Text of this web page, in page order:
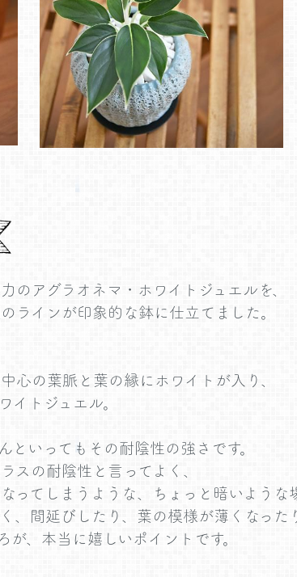
アグラオネマ・ホワイトジュエルを、
ラインが印象的な鉢に仕立てました。
心の葉脈と葉の縁にホワイトが入り、
トジュエル。
いってもその耐陰性の強さです。
スの耐陰性と言ってよく、
ってしまうような、ちょっと暗いような
、間延びしたり、葉の模様が薄くなった
、本当に嬉しいポイントです。